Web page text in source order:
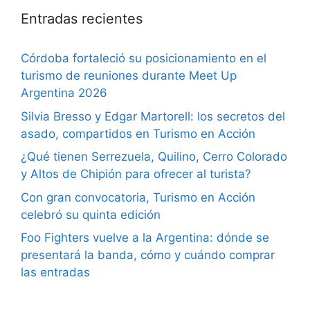
Entradas recientes
Córdoba fortaleció su posicionamiento en el
turismo de reuniones durante Meet Up
Argentina 2026
Silvia Bresso y Edgar Martorell: los secretos del
asado, compartidos en Turismo en Acción
¿Qué tienen Serrezuela, Quilino, Cerro Colorado
y Altos de Chipión para ofrecer al turista?
Con gran convocatoria, Turismo en Acción
celebró su quinta edición
Foo Fighters vuelve a la Argentina: dónde se
presentará la banda, cómo y cuándo comprar
las entradas